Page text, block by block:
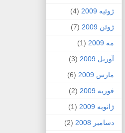
ژوئیه 2009
(4)
ژوئن 2009
(7)
مه 2009
(1)
آوریل 2009
(3)
مارس 2009
(6)
فوریه 2009
(2)
ژانویه 2009
(1)
دسامبر 2008
(2)